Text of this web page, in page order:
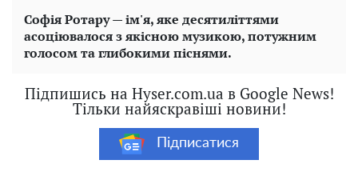
Софія Ротару — ім'я, яке десятиліттями
асоціювалося з якісною музикою, потужним
голосом та глибокими піснями.
Підпишись на Hyser.com.ua в Google News!
Тільки найяскравіші новини!
Підписатися